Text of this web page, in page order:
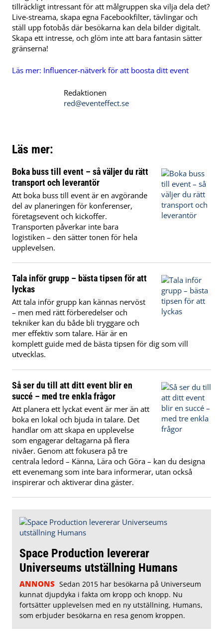
tillräckligt intressant för att målgruppen ska vilja dela det?
Live-streama, skapa egna Facebookfilter, tävlingar och
ställ upp fotobås där besökarna kan dela bilder digitalt.
Skapa ett intresse, och glöm inte att bara fantasin sätter
gränserna!
Läs mer: Influencer-nätverk för att boosta ditt event
Redaktionen
red@eventeffect.se
Läs mer:
Boka buss till event – så väljer du rätt
transport och leverantör
Att boka buss till event är en avgörande
del av planeringen för konferenser,
företagsevent och kickoffer.
Transporten påverkar inte bara
logistiken – den sätter tonen för hela
upplevelsen.
Tala inför grupp – bästa tipsen för att
lyckas
Att tala inför grupp kan kännas nervöst
– men med rätt förberedelser och
tekniker kan du både bli tryggare och
mer effektiv som talare. Här är en
komplett guide med de bästa tipsen för dig som vill
utvecklas.
Så ser du till att ditt event blir en
succé – med tre enkla frågor
Att planera ett lyckat event är mer än att
boka en lokal och bjuda in talare. Det
handlar om att skapa en upplevelse
som engagerar deltagarna på flera
nivåer. Genom att fokusera på tre
centrala ledord – Känna, Lära och Göra – kan du designa
ett evenemang som inte bara informerar, utan också
inspirerar och aktiverar dina gäster.
Space Production levererar
Universeums utställning Humans
ANNONS Sedan 2015 har besökarna på Universeum
kunnat djupdyka i fakta om kropp och knopp. Nu
fortsätter upplevelsen med en ny utställning, Humans,
som erbjuder besökarna en resa genom kroppen.